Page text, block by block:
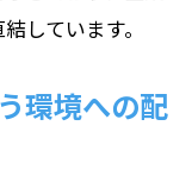
しています。
環境への配